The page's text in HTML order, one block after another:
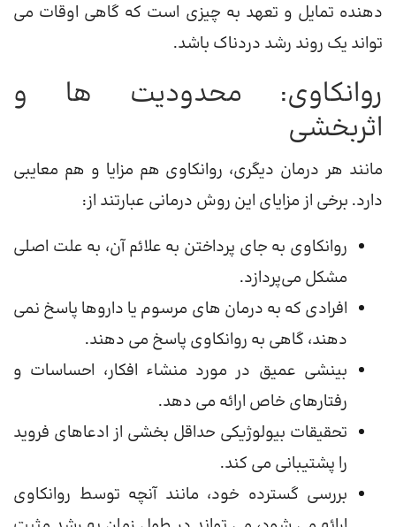
دهنده تمایل و تعهد به چیزی است که گاهی اوقات می
تواند یک روند رشد دردناک باشد.
روانکاوی: محدودیت ها و
اثربخشی
مانند هر درمان دیگری، روانکاوی هم مزایا و هم معایبی
دارد. برخی از مزایای این روش درمانی عبارتند از:
روانکاوی به جای پرداختن به علائم آن، به علت اصلی
مشکل می‌پردازد.
افرادی که به درمان های مرسوم یا داروها پاسخ نمی
دهند، گاهی به روانکاوی پاسخ می دهند.
بینشی عمیق در مورد منشاء افکار، احساسات و
رفتارهای خاص ارائه می دهد.
تحقیقات بیولوژیکی حداقل بخشی از ادعاهای فروید
را پشتیبانی می کند.
بررسی گسترده خود، مانند آنچه توسط روانکاوی